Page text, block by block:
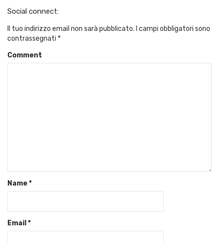
Social connect:
Il tuo indirizzo email non sarà pubblicato. I campi obbligatori sono
contrassegnati *
Comment
Name*
Email*